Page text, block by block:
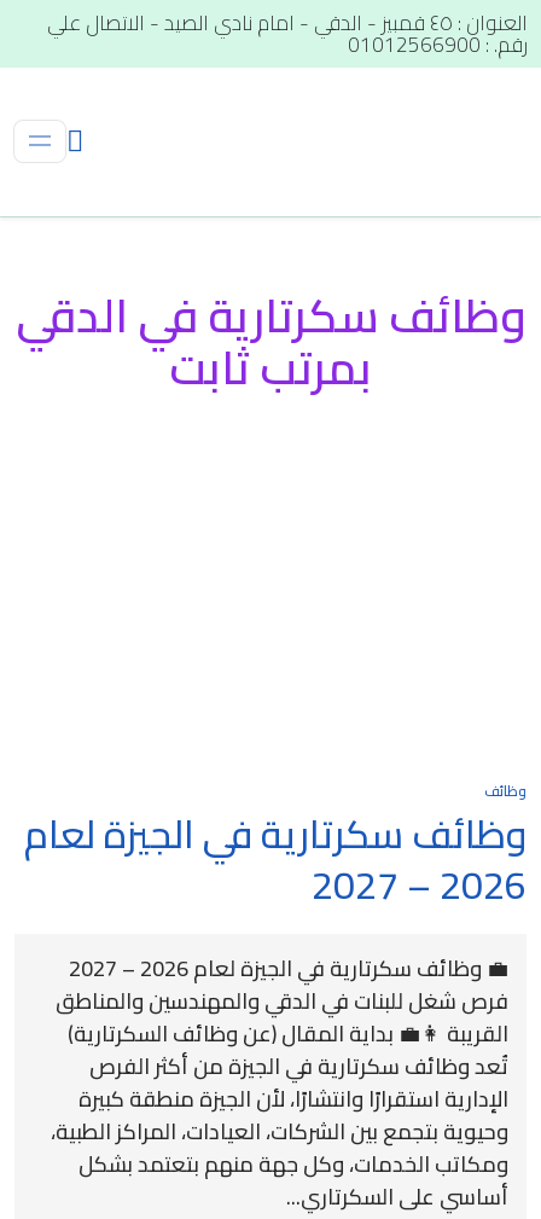
العنوان : ٤٥ قمبيز - الدقي - امام نادي الصيد - الاتصال علي
رقم. : 01012566900
وظائف سكرتارية في الدقي
بمرتب ثابت
وظائف
وظائف سكرتارية في الجيزة لعام
2026 – 2027
💼 وظائف سكرتارية في الجيزة لعام 2026 – 2027
فرص شغل للبنات في الدقي والمهندسين والمناطق
القريبة 👩‍💼 بداية المقال (عن وظائف السكرتارية)
تُعد وظائف سكرتارية في الجيزة من أكثر الفرص
الإدارية استقرارًا وانتشارًا، لأن الجيزة منطقة كبيرة
وحيوية بتجمع بين الشركات، العيادات، المراكز الطبية،
ومكاتب الخدمات، وكل جهة منهم بتعتمد بشكل
أساسي على السكرتاري...